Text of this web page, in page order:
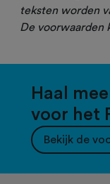
teksten worden
De voorwaarden
Haal
voor het
Bekijk de